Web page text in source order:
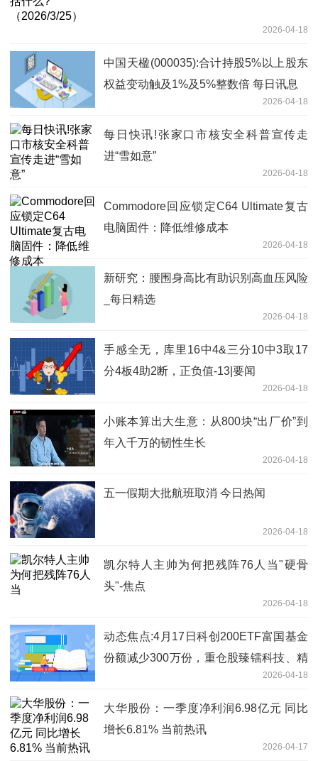
2026-04-18
中国天楹(000035):合计持股5%以上股东
权益变动触及1%及5%整数倍 每日讯息
2026-04-18
每日快讯!张家口市核安全科普宣传走
进“雪如意”
2026-04-18
Commodore回应锁定C64 Ultimate复古
电脑固件：降低维修成本
2026-04-18
新研究：腰围身高比有助识别高血压风险
_每日精选
2026-04-18
手感全无，库里16中4&三分10中3取17
分4板4助2断，正负值-13|要闻
2026-04-18
小账本算出大生意：从800块“出厂价”到
年入千万的韧性生长
2026-04-18
五一假期大批航班取消 今日热闻
2026-04-18
凯尔特人主帅为何把残阵76人当"硬骨
头"-焦点
2026-04-18
动态焦点:4月17日科创200ETF富国基金
份额减少300万份，重仓股臻镭科技、精
2026-04-18
大华股份：一季度净利润6.98亿元 同比
增长6.81% 当前热讯
2026-04-17